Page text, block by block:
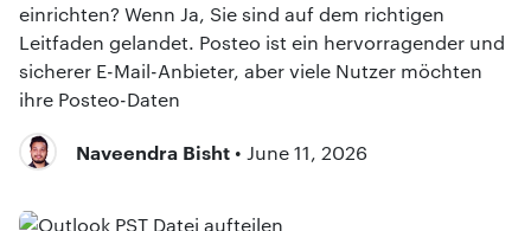
einrichten? Wenn Ja, Sie sind auf dem richtigen
Leitfaden gelandet. Posteo ist ein hervorragender und
sicherer E-Mail-Anbieter, aber viele Nutzer möchten
ihre Posteo-Daten
Naveendra Bisht • June 11, 2026